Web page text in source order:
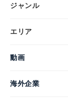
ジャンル
エリア
動画
海外企業